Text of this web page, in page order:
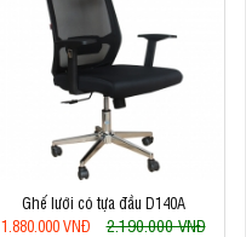
Ghế lưới có tựa đầu D140A
1.880.000 VNĐ
2.190.000 VNĐ